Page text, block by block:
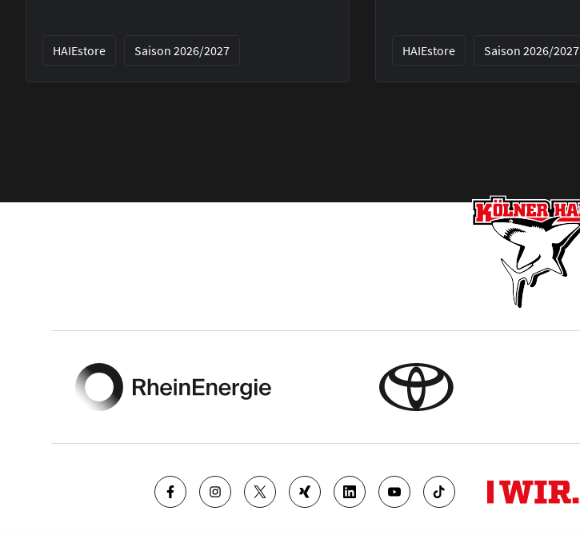
HAIEstore Saison 2026/2027 HAIEstore Saison 2026/2027